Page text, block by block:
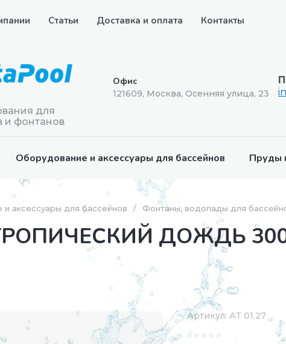
Статьи Доставка и оплата Контакты
для
и фонтанов
Офис
121609, Москва, Осенняя улица, 23
Оборудование и аксессуары для бассейнов Пруды
аксессуары для бассейнов / Фонтаны, водопады для
ДОЖДЬ
Артикул: АТ 01.27